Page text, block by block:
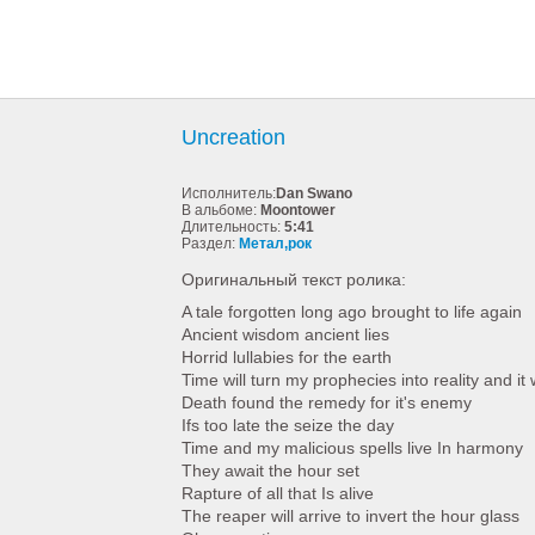
Uncreation
Исполнитель:Dan Swano
В альбоме: Moontower
Длительность: 5:41
Раздел: Метал,рок
Оригинальный текст ролика:
A tale forgotten long ago brought to life again
Ancient wisdom ancient lies
Horrid lullabies for the earth
Time will turn my prophecies into reality and it
Death found the remedy for it's enemy
Ifs too late the seize the day
Time and my malicious spells live In harmony
They await the hour set
Rapture of all that Is alive
The reaper will arrive to invert the hour glass